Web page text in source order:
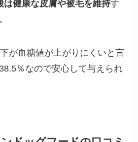
は健康な皮膚や被毛を維持す
が血糖値が上がりにくいと言
％なので安心して与えられ